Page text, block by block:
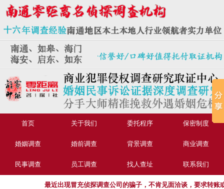
首页 关于我们 委托程序 保密制度
婚姻调查 婚前调查 背景调查 商业调查
民事调查 员工调查 找人查址 联系我们
最近出现冒充侦探调查公司的骗子，不肯见面洽谈，要求转账或